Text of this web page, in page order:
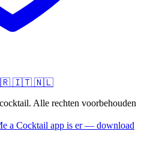
🇮🇹 🇳🇱
Alle rechten voorbehouden
a Cocktail app is er — download